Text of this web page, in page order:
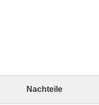
Nachteile